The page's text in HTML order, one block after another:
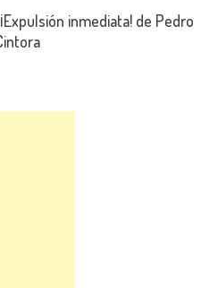
inmediata! de Pedro